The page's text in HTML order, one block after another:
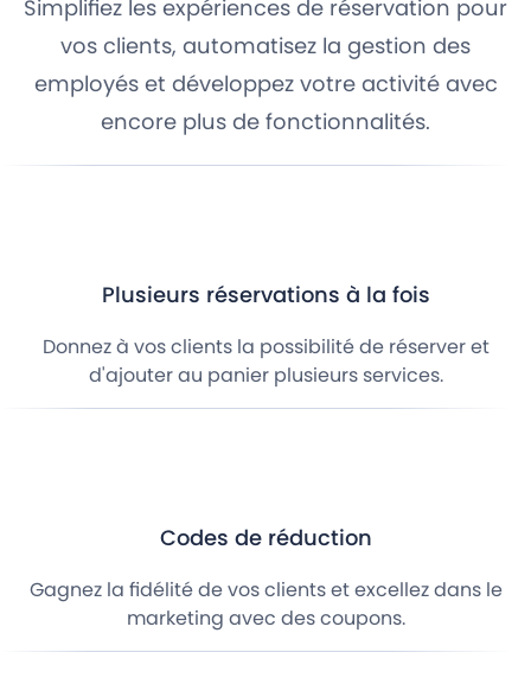
Simplifiez les expériences de réservation pour
vos clients, automatisez la gestion des
employés et développez votre activité avec
encore plus de fonctionnalités.
Plusieurs réservations à la fois
Donnez à vos clients la possibilité de réserver et
d'ajouter au panier plusieurs services.
Codes de réduction
Gagnez la fidélité de vos clients et excellez dans le
marketing avec des coupons.